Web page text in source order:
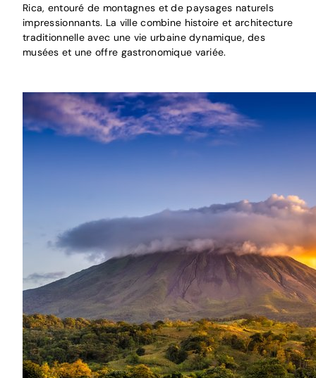
Rica, entouré de montagnes et de paysages naturels
impressionnants. La ville combine histoire et architecture
traditionnelle avec une vie urbaine dynamique, des
musées et une offre gastronomique variée.